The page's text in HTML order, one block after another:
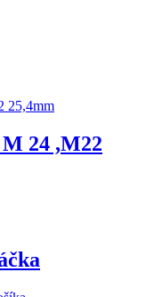
24 ,M22